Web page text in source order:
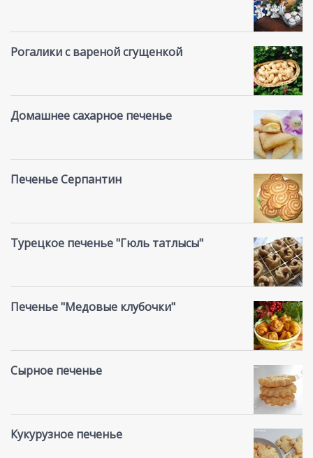
Рогалики с вареной сгущенкой
Домашнее сахарное печенье
Печенье Серпантин
Турецкое печенье "Гюль татлысы"
Печенье "Медовые клубочки"
Сырное печенье
Кукурузное печенье